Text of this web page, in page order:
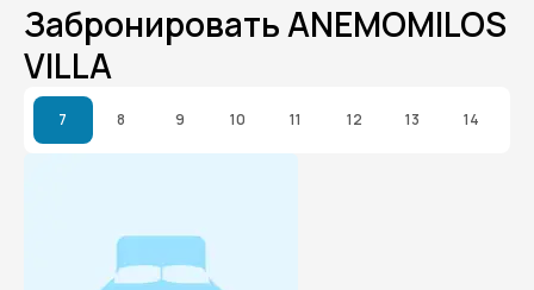
Забронировать ANEMOMILOS
VILLA
7 8 9 10 11 12 13 14